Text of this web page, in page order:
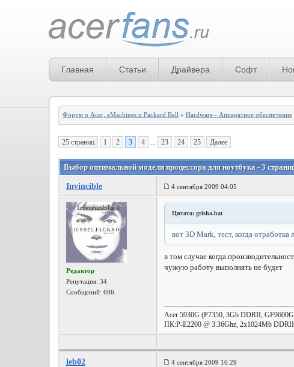
Главная Статьи Драйвера Софт
Форум о Acer, eMachines и Packard Bell » Hardware - Аппаратное обеспечение
25 страниц 1 2 3 4 ... 23 24 25 Далее
Выбор оптимальной модели процессора для ноутбука - 3
Invincible 4 сентября 2009 04:05
Редактор
Репутация: 34
Сообщений: 606
Цитата: grisha.bat
вот 3D Mark, тест, когда
в том случае когда
чужую работу выполнять не будет
Acer 5930G (P7350, 3Gb DDRII,
ПК:P-E2200 @ 3.36Ghz, 2х1024Mb
leb02 4 сентября 2009 16:29